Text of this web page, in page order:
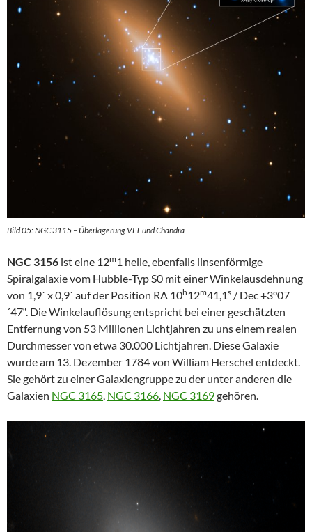
Bild 05: NGC 3115 – Überlagerung VLT und Chandra
NGC 3156 ist eine 12m1 helle, ebenfalls linsenförmige
Spiralgalaxie vom Hubble-Typ S0 mit einer Winkelausdehnung
von 1,9´ x 0,9´ auf der Position RA 10h12m41,1s / Dec +3°07
´47“. Die Winkelauflösung entspricht bei einer geschätzten
Entfernung von 53 Millionen Lichtjahren zu uns einem realen
Durchmesser von etwa 30.000 Lichtjahren. Diese Galaxie
wurde am 13. Dezember 1784 von William Herschel entdeckt.
Sie gehört zu einer Galaxiengruppe zu der unter anderen die
Galaxien NGC 3165, NGC 3166, NGC 3169gehören.